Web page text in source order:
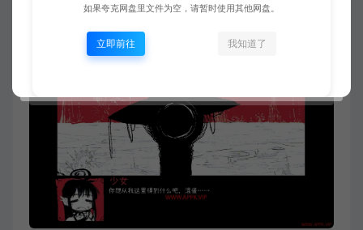
如果夸克网盘里文件为空，请暂时使用其他网盘。
立即前往 我知道了